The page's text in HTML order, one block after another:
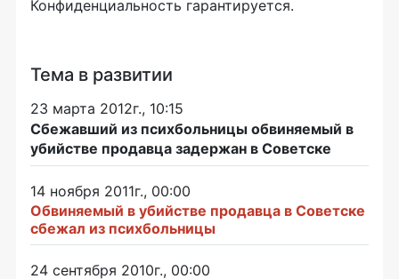
Конфиденциальность гарантируется.
Тема в развитии
23 марта 2012г., 10:15
Сбежавший из психбольницы обвиняемый в
убийстве продавца задержан в Советске
14 ноября 2011г., 00:00
Обвиняемый в убийстве продавца в Советске
сбежал из психбольницы
24 сентября 2010г., 00:00